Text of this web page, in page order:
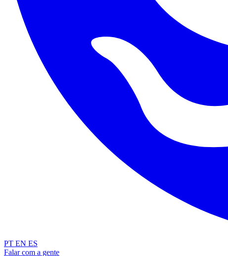
PT EN ES
Falar com a gente